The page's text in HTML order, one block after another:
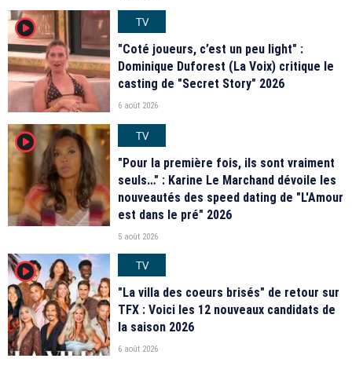
player2
TV
"Coté joueurs, c’est un peu light" :
Dominique Duforest (La Voix) critique le
casting de "Secret Story" 2026
6 août 2026
player2
TV
"Pour la première fois, ils sont vraiment
seuls…" : Karine Le Marchand dévoile les
nouveautés des speed dating de "L'Amour
est dans le pré" 2026
5 août 2026
player2
TV
"La villa des coeurs brisés" de retour sur
TFX : Voici les 12 nouveaux candidats de
la saison 2026
6 août 2026